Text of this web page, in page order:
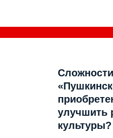
улучшить
культуры?